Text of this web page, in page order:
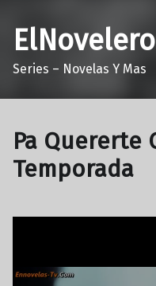
Series – Novelas Y Mas
Pa Quererte
Temporada